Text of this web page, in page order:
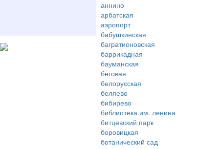
аннино
арбатская
аэропорт
бабушкинская
багратионовская
баррикадная
бауманская
беговая
белорусская
беляево
бибирево
библиотека им. ленина
битцевский парк
боровицкая
ботанический сад